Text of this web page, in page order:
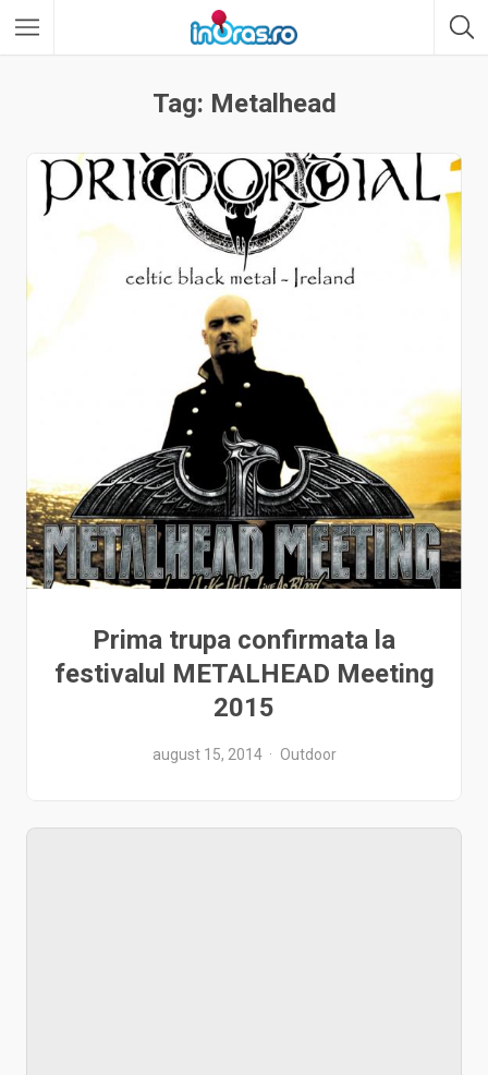
Tag: Metalhead
Prima trupa confirmata la
festivalul METALHEAD Meeting
2015
august 15, 2014 Outdoor